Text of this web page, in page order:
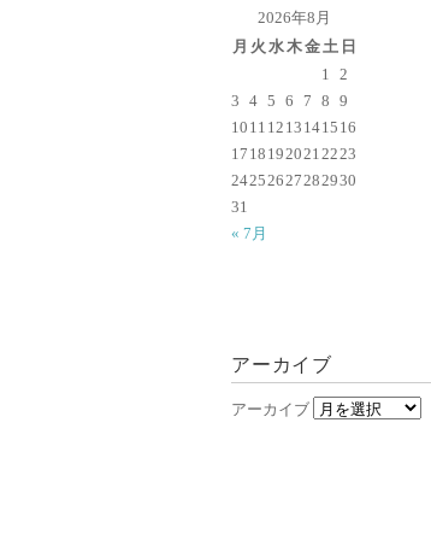
2026年8月
月 火 水木金 土 日
« 7月
1
2
3 4 5 6 7 8 9
10 11 12 13 1415 16
17 18 19 20 21 22 23
2425 26 27 28 2930
31
アーカイブ
アーカイブ